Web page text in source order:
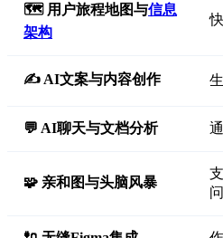
🗺️ 用户旅程地图与信息
架构
✍️ AI文案与内容创作
💬 AI聊天与文档分析
🧩 亲和图与头脑风暴